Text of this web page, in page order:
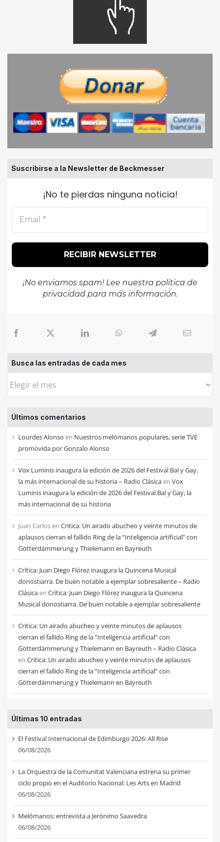
Suscribirse a la Newsletter de Beckmesser
¡No te pierdas ninguna noticia!
¡No enviamos spam! Lee nuestra política de
privacidadpara más información.
Busca las entradas de cada mes
Busca
entradas
de
cada
mes
Últimos comentarios
Lourdes Alonso en Nuestros melómanos populares, serie TVE
promovida por Gonzalo Alonso
Vox Luminis inaugura la edición de 2026 del Festival Bal y Gay,
la más internacional de su historia – Radio Clásicaen Vox
Luminis inaugura la edición de 2026 del Festival Bal y Gay, la
más internacional de su historia
Juan Carlosen Critica: Un airado abucheo y veinte minutos de
aplausos cierran el fallido Ring de la “Inteligencia artificial” con
Götterdämmerung y Thielemann en Bayreuth
Crítica: Juan Diego Flórez inaugura la Quincena Musical
donostiarra. De buen notable a ejemplar sobresaliente – Radio
Clásicaen Crítica: Juan Diego Flórez inaugura la Quincena
Musical donostiarra. De buen notable a ejemplar sobresaliente
Critica: Un airado abucheo y veinte minutos de aplausos
cierran el fallido Ring de la “Inteligencia artificial” con
Götterdämmerung y Thielemann en Bayreuth – Radio Clásica
en Critica: Un airado abucheo y veinte minutos de aplausos
cierran el fallido Ring de la “Inteligencia artificial” con
Götterdämmerung y Thielemann en Bayreuth
Últimas 10 entradas
El Festival Internacional de Edimburgo 2026: All Rise
06/08/2026
La Orquestra de la Comunitat Valenciana estrena su primer
ciclo propio en el Auditorio Nacional: Les Arts en Madrid
06/08/2026
Melómanos: entrevista a Jerónimo Saavedra
06/08/2026